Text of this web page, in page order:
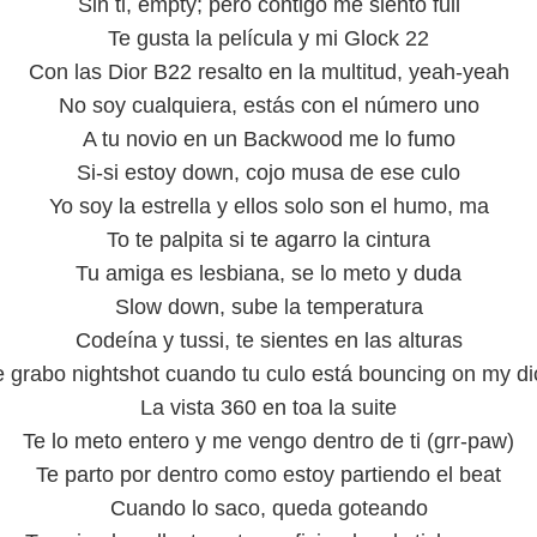
Sin ti, empty; pero contigo me siento full
Te gusta la película y mi Glock 22
Con las Dior B22 resalto en la multitud, yeah-yeah
No soy cualquiera, estás con el número uno
A tu novio en un Backwood me lo fumo
Si-si estoy down, cojo musa de ese culo
Yo soy la estrella y ellos solo son el humo, ma
To te palpita si te agarro la cintura
Tu amiga es lesbiana, se lo meto y duda
Slow down, sube la temperatura
Codeína y tussi, te sientes en las alturas
grabo nightshot cuando tu culo está bouncing on my
La vista 360 en toa la suite
Te lo meto entero y me vengo dentro de ti (grr-paw)
Te parto por dentro como estoy partiendo el beat
Cuando lo saco, queda goteando